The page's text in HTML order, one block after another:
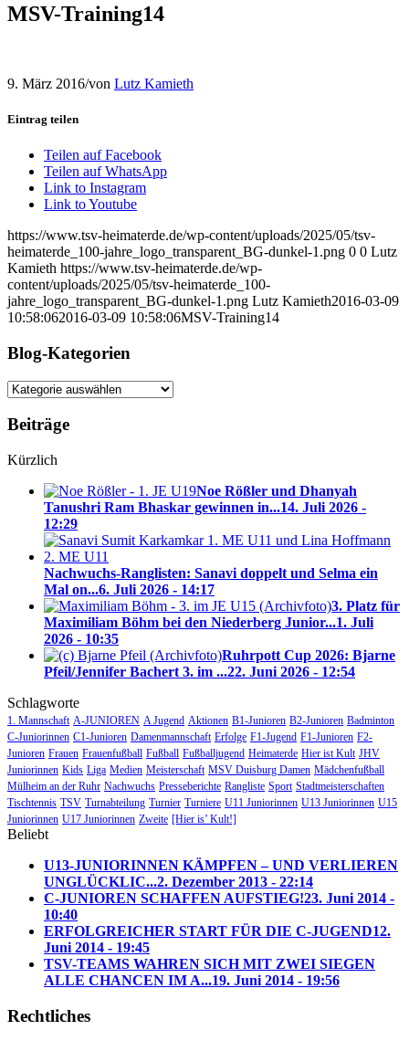
MSV-Training14
9. März 2016/von Lutz Kamieth
Eintrag teilen
Teilen auf Facebook
Teilen auf WhatsApp
Link to Instagram
Link to Youtube
https://www.tsv-heimaterde.de/wp-content/uploads/2025/05/tsv-
heimaterde_100-jahre_logo_transparent_BG-dunkel-1.png 0 0 Lutz
Kamieth https://www.tsv-heimaterde.de/wp-
content/uploads/2025/05/tsv-heimaterde_100-
jahre_logo_transparent_BG-dunkel-1.png Lutz Kamieth2016-03-09
10:58:062016-03-09 10:58:06MSV-Training14
Blog-Kategorien
Blog-
Beiträge
Kürzlich
Noe Rößler und Dhanyah
Tanushri Ram Bhaskar gewinnen in...14. Juli 2026 -
12:29
Nachwuchs-Ranglisten: Sanavi doppelt und Selma ein
Mal on...6. Juli 2026 - 14:17
3. Platz für
Maximiliam Böhm bei den Niederberg Junior...1. Juli
2026 - 10:35
Ruhrpott Cup 2026: Bjarne
Pfeil/Jennifer Bachert 3. im ...22. Juni 2026 - 12:54
Schlagworte
1. Mannschaft A-JUNIOREN A Jugend Aktionen B1-Junioren B2-Junioren Badminton
C-Juniorinnen C1-Junioren Damenmannschaft Erfolge F1-Jugend F1-Junioren F2-
Junioren Frauen Frauenfußball Fußball Fußballjugend Heimaterde Hier ist Kult JHV
Juniorinnen Kids Liga Medien Meisterschaft MSV Duisburg Damen Mädchenfußball
Mülheim an der Ruhr Nachwuchs Presseberichte Rangliste Sport Stadtmeisterschaften
Tischtennis TSV Turnabteilung Turnier Turniere U11 Juniorinnen U13 Juniorinnen U15
Juniorinnen U17 Juniorinnen Zweite [Hier is’ Kult!]
Beliebt
U13-JUNIORINNEN KÄMPFEN – UND VERLIEREN
UNGLÜCKLIC...2. Dezember 2013 - 22:14
C-JUNIOREN SCHAFFEN AUFSTIEG!23. Juni 2014 -
10:40
ERFOLGREICHER START FÜR DIE C-JUGEND12.
Juni 2014 - 19:45
TSV-TEAMS WAHREN SICH MIT ZWEI SIEGEN
ALLE CHANCEN IM A...19. Juni 2014 - 19:56
Rechtliches